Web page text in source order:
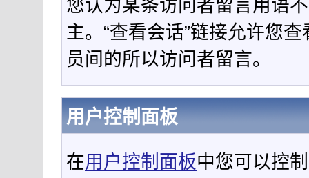
您认为某条访问者留言用语
主。“查看会话”链接允许您
员间的所以访问者留言。
用户控制面板
在用户控制面板中您可以控